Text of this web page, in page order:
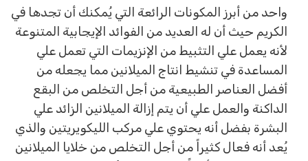
واحد من أبرز المكونات الرائعة التي يُمكنك أن تجدها في
الكريم حيث أن له العديد من الفوائد الإيجابية المتنوعة
لأنه يعمل علي التثبيط من الإنزيمات التي تعمل علي
المساعدة في تنشيط انتاج الميلانين مما يجعله من
أفضل العناصر الطبيعية من أجل التخلص من البقع
الداكنة والعمل علي أن يتم إزالة الميلانين الزائد علي
البشرة بفضل أنه يحتوي علي مركب الليكويريتين والذي
يُعد أنه فعال كثيراً من أجل التخلص من خلايا الميلانين